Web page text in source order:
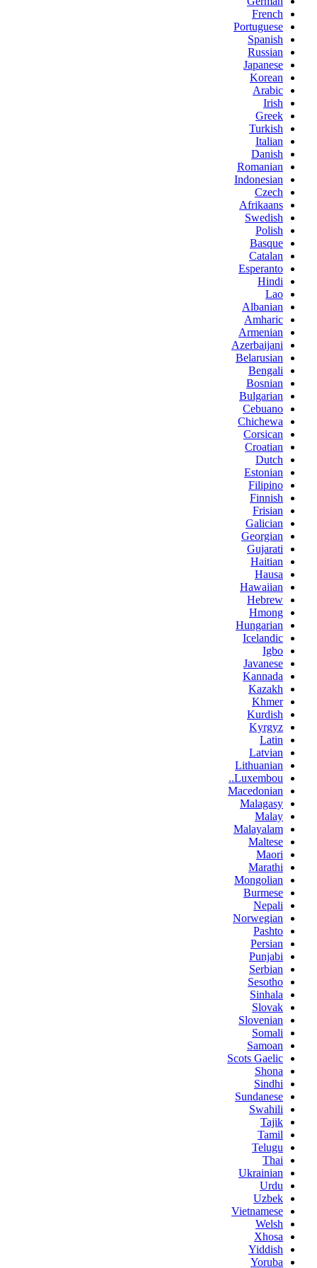
French
Portuguese
Spanish
Russian
Japanese
Korean
Arabic
Irish
Greek
Turkish
Italian
Danish
Romanian
Indonesian
Czech
Afrikaans
Swedish
Polish
Basque
Catalan
Esperanto
Hindi
Lao
Albanian
Amharic
Armenian
Azerbaijani
Belarusian
Bengali
Bosnian
Bulgarian
Cebuano
Chichewa
Corsican
Croatian
Dutch
Estonian
Filipino
Finnish
Frisian
Galician
Georgian
Gujarati
Haitian
Hausa
Hawaiian
Hebrew
Hmong
Hungarian
Icelandic
Igbo
Javanese
Kannada
Kazakh
Khmer
Kurdish
Kyrgyz
Latin
Latvian
Lithuanian
Luxembou..
Macedonian
Malagasy
Malay
Malayalam
Maltese
Maori
Marathi
Mongolian
Burmese
Nepali
Norwegian
Pashto
Persian
Punjabi
Serbian
Sesotho
Sinhala
Slovak
Slovenian
Somali
Samoan
Scots Gaelic
Shona
Sindhi
Sundanese
Swahili
Tajik
Tamil
Telugu
Thai
Ukrainian
Urdu
Uzbek
Vietnamese
Welsh
Xhosa
Yiddish
Yoruba